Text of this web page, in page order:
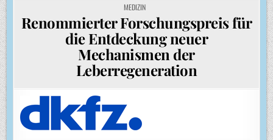
POSTED
IN
MEDIZIN
Renommierter Forschungspreis für
die Entdeckung neuer
Mechanismen der
Leberregeneration